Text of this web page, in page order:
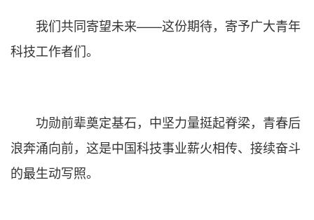
我们共同寄望未来——这份期待，寄予广大青年
科技工作者们。
功勋前辈奠定基石，中坚力量挺起脊梁，青春后
浪奔涌向前，这是中国科技事业薪火相传、接续奋斗
的最生动写照。